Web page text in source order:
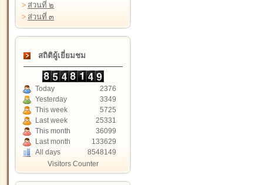
> ส่วนที่ ๒
> ส่วนที่ ๓
สถิติผู้เยี่ยมชม
Today
2376
Yesterday
3349
This week
5725
Last week
25331
This month
36099
Last month
133629
All days
8548149
Visitors Counter